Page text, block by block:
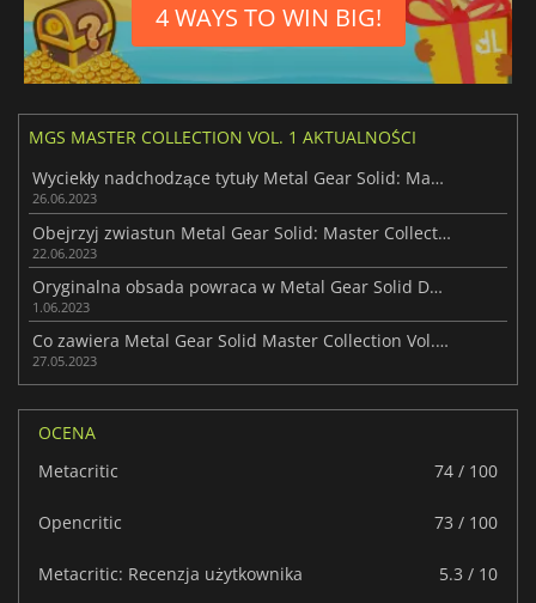
4 WAYS TO WIN BIG!
MGS MASTER COLLECTION VOL. 1 AKTUALNOŚCI
Wyciekły nadchodzące tytuły Metal Gear Solid: Master Collection Vol. 2
26.06.2023
Obejrzyj zwiastun Metal Gear Solid: Master Collection Vol. 1 i poznaj datę jego premiery
22.06.2023
Oryginalna obsada powraca w Metal Gear Solid Delta - ale bez Kojimy
1.06.2023
Co zawiera Metal Gear Solid Master Collection Vol. 1?
27.05.2023
OCENA
Metacritic
74 / 100
Opencritic 73 / 100
Metacritic: Recenzja użytkownika 5.3 / 10